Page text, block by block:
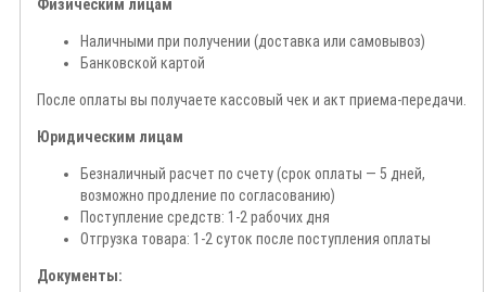
Физическим лицам
Наличными при получении (доставка или самовывоз)
Банковской картой
После оплаты вы получаете кассовый чек и акт приема-передачи.
Юридическим лицам
Безналичный расчет по счету (срок оплаты — 5 дней,
возможно продление по согласованию)
Поступление средств: 1-2 рабочих дня
Отгрузка товара: 1-2 суток после поступления оплаты
Документы: